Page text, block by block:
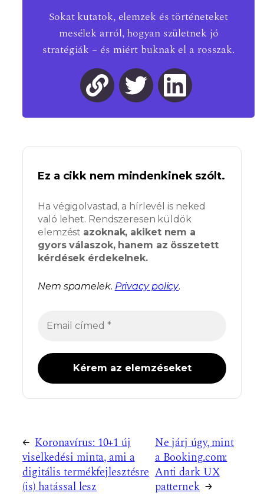
Sokat kutatok, elemzek és történeteket
mesélek arról, hogyan születnek jó
stratégiák – és miért buknak el a rosszak.
Ez a cikk nem mindenkinek szólt.
Ha végigolvastad, a hírlevél is neked
való lehet. Rendszeresen küldök
elemzést azoknak, akiket nem a
gyors válaszok, hanem az összetett
kérdések érdekelnek.
Nem spamelek. Privacy policy.
← Koronavírus: 10+1 új
viselkedési minta, ami a
digitális termékfejlesztésre
(is) hatással lesz
Ne járj úgy, mint
a Booking.com:
Anti dark UX
patternek →